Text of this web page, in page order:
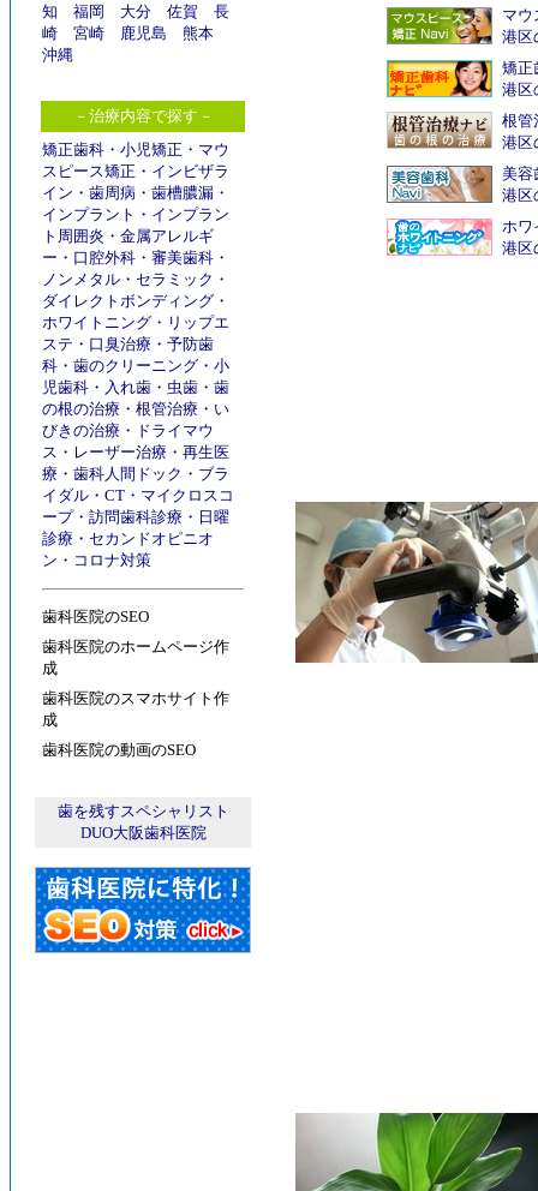
知
福岡 大分 佐賀
長
崎
宮崎 鹿児島
熊本
沖縄
－治療内容で探す－
矯正歯科 ・ 小児矯正 ・ マウ
スピース矯正 ・ インビザラ
イン ・ 歯周病 ・ 歯槽膿漏 ・
インプラント ・ インプラン
ト周囲炎 ・ 金属アレルギ
ー ・ 口腔外科 ・ 審美歯科 ・
ノンメタル ・ セラミック ・
ダイレクトボンディング ・
ホワイトニング ・ リップエ
ステ ・ 口臭治療 ・ 予防歯
科 ・ 歯のクリーニング ・ 小
児歯科 ・ 入れ歯 ・ 虫歯 ・ 歯
の根の治療 ・ 根管治療 ・ い
びきの治療 ・ ドライマウ
ス ・ レーザー治療 ・ 再生医
療 ・ 歯科人間ドック ・ ブラ
イダル ・ CT ・ マイクロスコ
ープ・ 訪問歯科診療 ・ 日曜
診療 ・ セカンドオピニオ
ン ・ コロナ対策
歯科医院のSEO
歯科医院のホームページ作
成
歯科医院のスマホサイト作
成
歯科医院の動画のSEO
歯を残すスペシャリスト
DUO大阪歯科医院
マウ
港区
矯正
港区
根管
港区
美容
港区
ホワ
港区